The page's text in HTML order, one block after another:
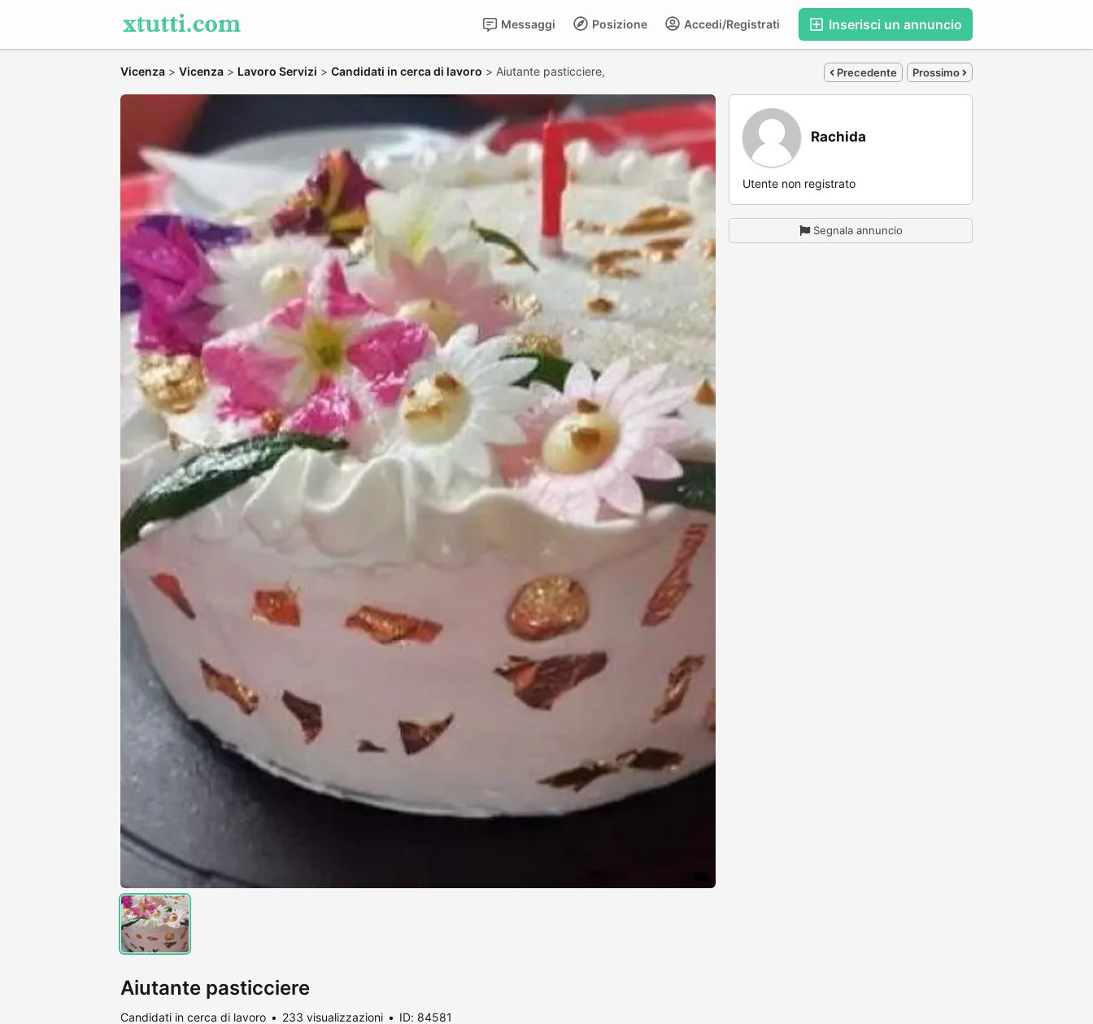
Inserisci un annuncio
Accedi/Registrati
Posizione
Messaggi
Vicenza > Vicenza > Lavoro Servizi > Candidati in cerca di lavoro > Aiutante pasticciere, Precedente Prossimo
Aiutante pasticciere
Candidati in cerca di lavoro 233 visualizzazioni ID: 84581
Rachida
Utente non registrato
Segnala annuncio